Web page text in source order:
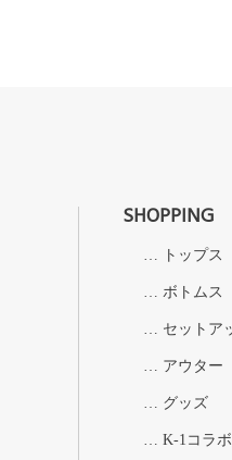
SHOPPING
トップス
ボトムス
セットア
アウター
グッズ
K-1コラ